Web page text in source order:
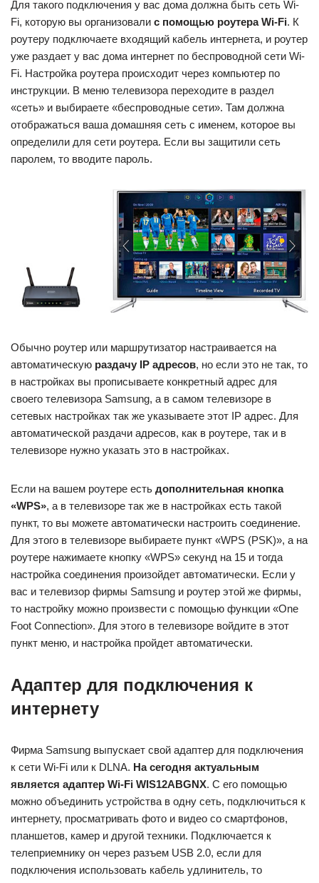
Для такого подключения у вас дома должна быть сеть Wi-
Fi, которую вы организовали с помощью роутера Wi-Fi. К
роутеру подключаете входящий кабель интернета, и роутер
уже раздает у вас дома интернет по беспроводной сети Wi-
Fi. Настройка роутера происходит через компьютер по
инструкции. В меню телевизора переходите в раздел
«сеть» и выбираете «беспроводные сети». Там должна
отображаться ваша домашняя сеть с именем, которое вы
определили для сети роутера. Если вы защитили сеть
паролем, то вводите пароль.
Обычно роутер или маршрутизатор настраивается на
автоматическую раздачу IP адресов, но если это не так, то
в настройках вы прописываете конкретный адрес для
своего телевизора Samsung, а в самом телевизоре в
сетевых настройках так же указываете этот IP адрес. Для
автоматической раздачи адресов, как в роутере, так и в
телевизоре нужно указать это в настройках.
Если на вашем роутере есть дополнительная кнопка
«WPS», а в телевизоре так же в настройках есть такой
пункт, то вы можете автоматически настроить соединение.
Для этого в телевизоре выбираете пункт «WPS (PSK)», а на
роутере нажимаете кнопку «WPS» секунд на 15 и тогда
настройка соединения произойдет автоматически. Если у
вас и телевизор фирмы Samsung и роутер этой же фирмы,
то настройку можно произвести с помощью функции «One
Foot Connection». Для этого в телевизоре войдите в этот
пункт меню, и настройка пройдет автоматически.
Адаптер для подключения к
интернету
Фирма Samsung выпускает свой адаптер для подключения
к сети Wi-Fi или к DLNA. На сегодня актуальным
является адаптер Wi-Fi WIS12ABGNX. С его помощью
можно объединить устройства в одну сеть, подключиться к
интернету, просматривать фото и видео со смартфонов,
планшетов, камер и другой техники. Подключается к
телеприемнику он через разъем USB 2.0, если для
подключения использовать кабель удлинитель, то